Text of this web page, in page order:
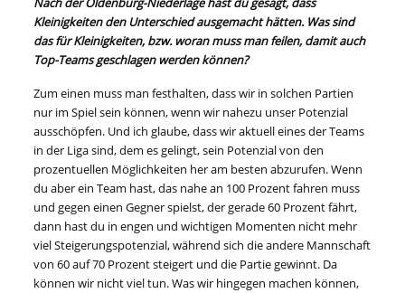
Kleinigkeiten den Unterschied ausgemacht hätten. Was sind
das für Kleinigkeiten, bzw. woran muss man feilen, damit auch
Top-Teams geschlagen werden können?
Zum einen muss man festhalten, dass wir in solchen Partien
nur im Spiel sein können, wenn wir nahezu unser Potenzial
ausschöpfen. Und ich glaube, dass wir aktuell eines der Teams
in der Liga sind, dem es gelingt, sein Potenzial von den
prozentuellen Möglichkeiten her am besten abzurufen. Wenn
du aber ein Team hast, das nahe an 100 Prozent fahren muss
und gegen einen Gegner spielst, der gerade 60 Prozent fährt,
dann hast du in engen und wichtigen Momenten nicht mehr
viel Steigerungspotenzial, während sich die andere Mannschaft
von 60 auf 70 Prozent steigert und die Partie gewinnt. Da
können wir nicht viel tun. Was wir hingegen machen können,